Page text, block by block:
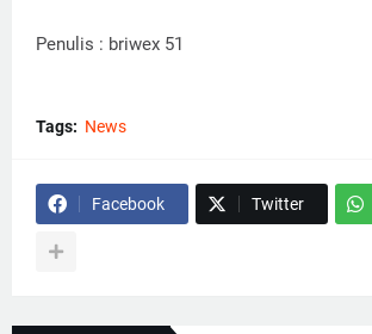
Penulis : briwex 51
Tags: News
Facebook Twitter